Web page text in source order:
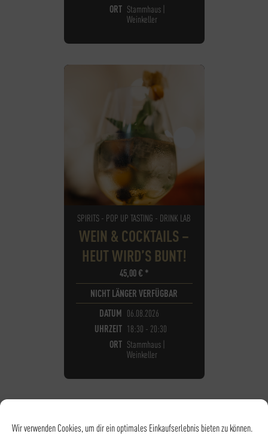
Wir verwenden Cookies, um dir ein optimales Einkaufserlebnis bieten zu können.
ORT Stammhaus |
Weinkeller
SPIRITS - POP UP TASTING - DRINK LAB
WEIN & COCKTAILS –
HEUT WIRD’S BUNT!
45,00€ *
NICHT LÄNGER VERFÜGBAR
DATUM 06.08.2026
UHRZEIT 18:30 - 20:30
ORT Stammhaus |
Weinkeller